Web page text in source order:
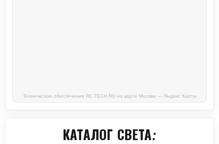
Техническое обеспечение RL-TECH.RU на карте Москвы — Яндекс Карты
КАТАЛОГ СВЕТА: